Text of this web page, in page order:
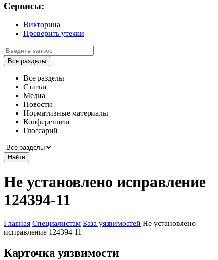
Сервисы:
Викторина
Проверить утечки
Все разделы
Все разделы
Статьи
Медиа
Новости
Нормативные материалы
Конференции
Глоссарий
Найти
Не установлено исправление
124394-11
Главная Специалистам База уязвимостей Не установлено
исправление 124394-11
Карточка уязвимости